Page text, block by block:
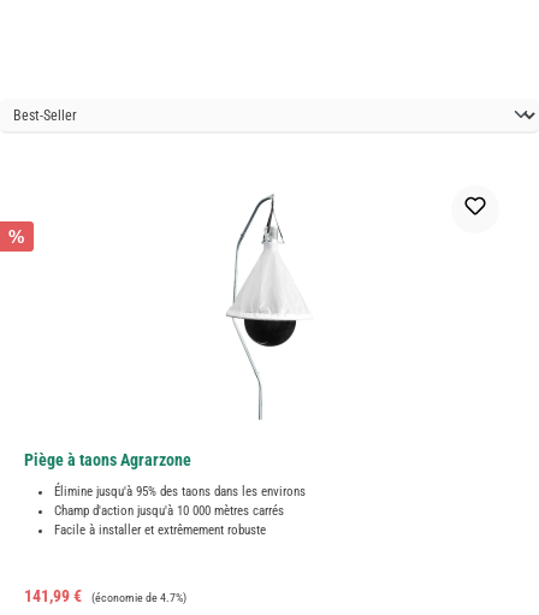
%
Piège à taons Agrarzone
Élimine jusqu'à 95% des taons dans les environs
Champ d'action jusqu'à 10 000 mètres carrés
Facile à installer et extrêmement robuste
Prix de vente :
141,99 € Prix régulier :
(économie de 4.7%)